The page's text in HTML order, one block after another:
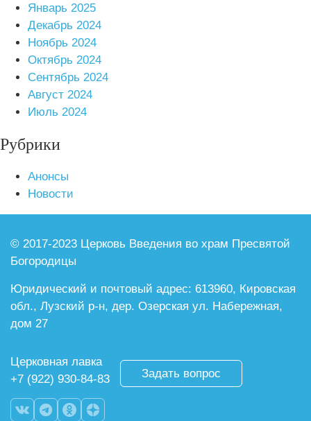
Январь 2025
Декабрь 2024
Ноябрь 2024
Октябрь 2024
Сентябрь 2024
Август 2024
Июль 2024
Рубрики
Анонсы
Новости
© 2017-2023 Церковь Введения во храм Пресвятой
Богородицы
Юридический и почтовый адрес: 613960, Кировская
обл., Лузский р-н, дер. Озерская ул. Набережная,
дом 27
Церковная лавка
+7 (922) 930-84-83
Задать вопрос